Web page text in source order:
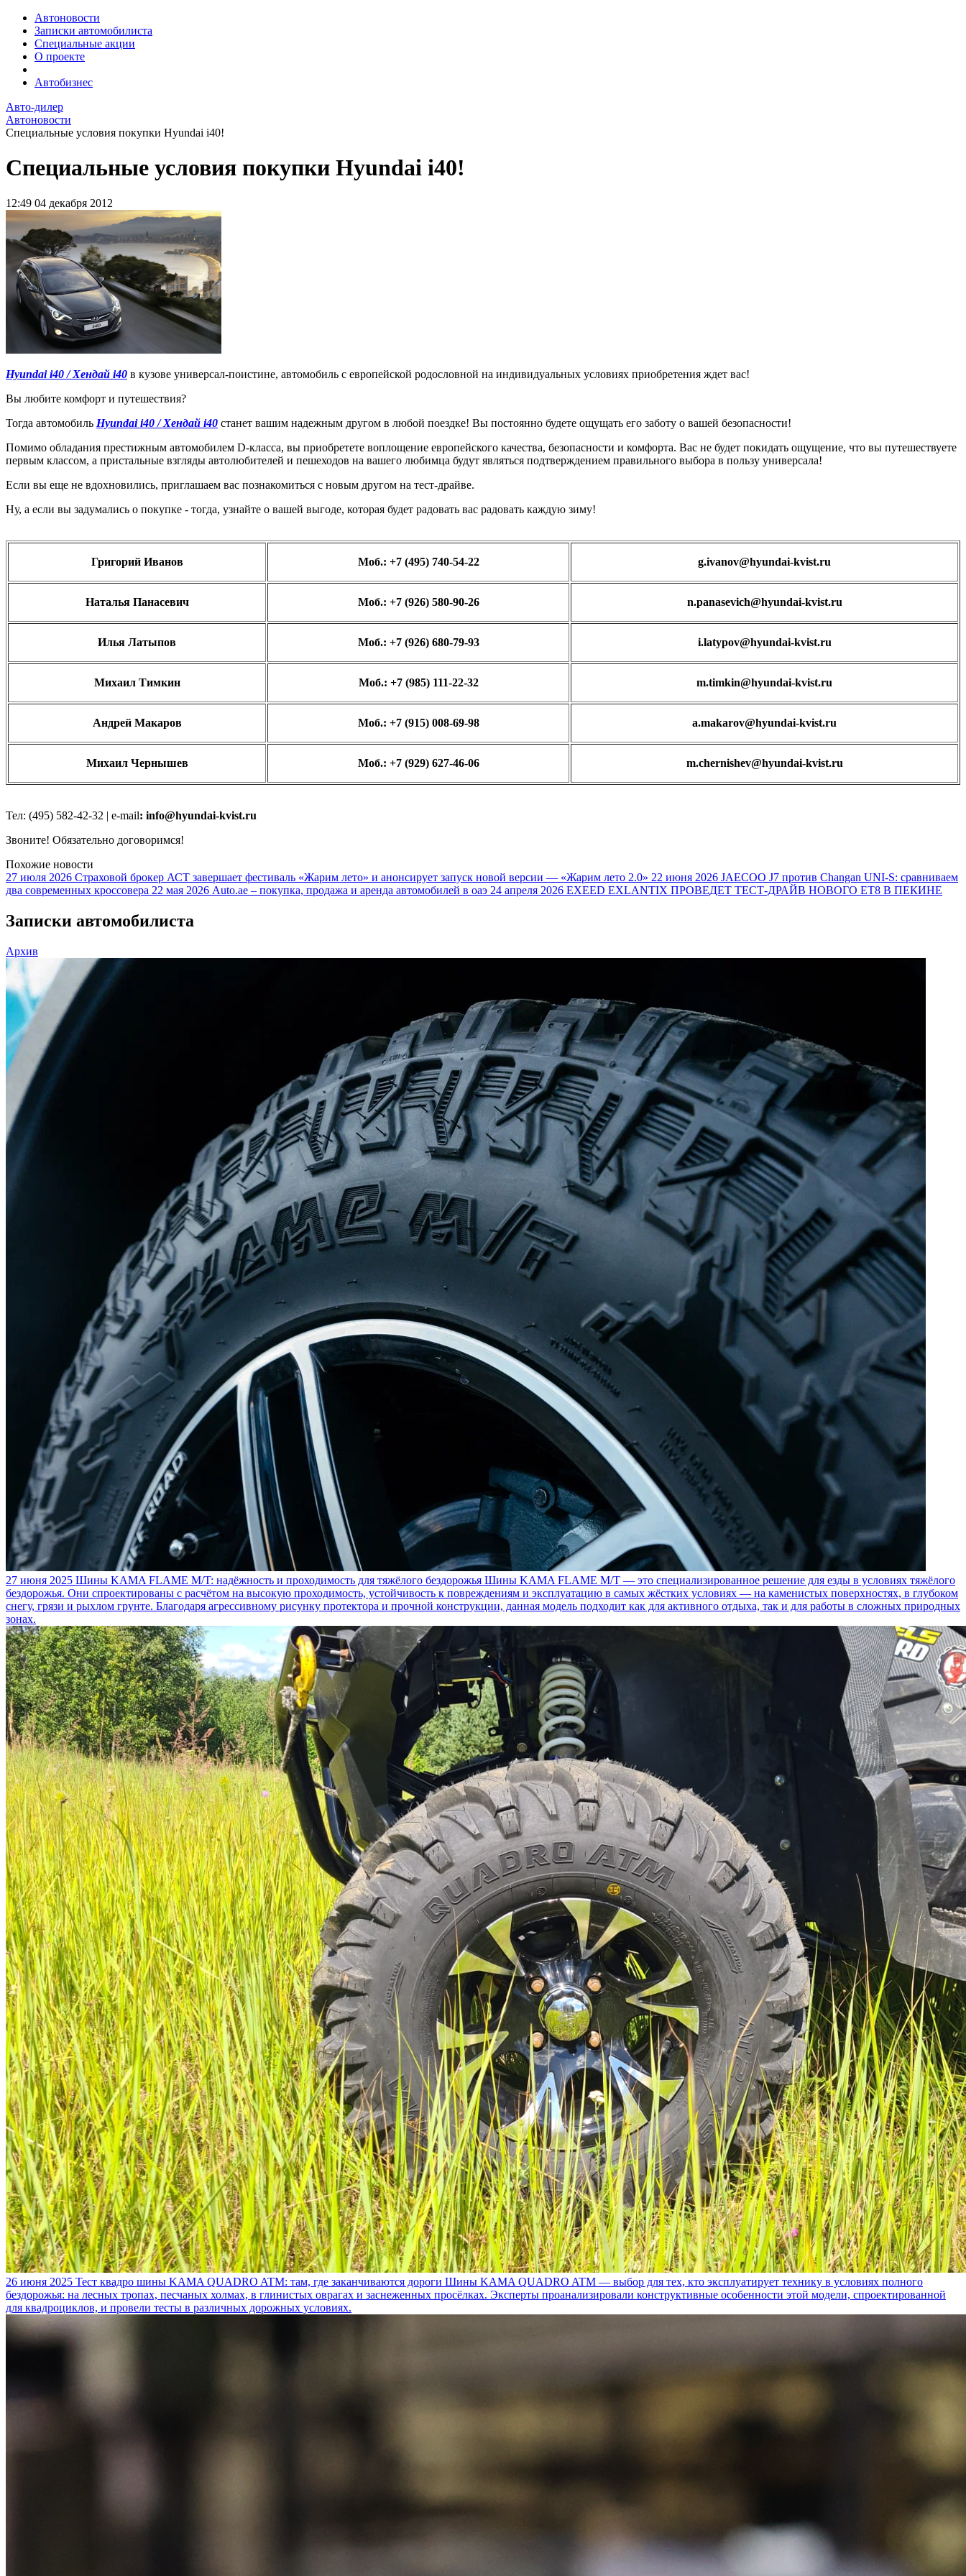
Автоновости
Записки автомобилиста
Специальные акции
О проекте
Автобизнес
Авто-дилер
Автоновости
Специальные условия покупки Hyundai i40!
Специальные условия покупки Hyundai i40!
12:49 04 декабря 2012
Hyundai i40 / Хендай i40 в кузове универсал-поистине, автомобиль с европейской родословной на индивидуальных условиях приобретения ждет вас!
Вы любите комфорт и путешествия?
Тогда автомобиль Hyundai i40 / Хендай i40 станет вашим надежным другом в любой поездке! Вы постоянно будете ощущать его заботу о вашей безопасности!
Помимо обладания престижным автомобилем D-класса, вы приобретете воплощение европейского качества, безопасности и комфорта. Вас не будет покидать ощущение, что вы путешествуете
первым классом, а пристальные взгляды автолюбителей и пешеходов на вашего любимца будут являться подтверждением правильного выбора в пользу универсала!
Если вы еще не вдохновились, приглашаем вас познакомиться с новым другом на тест-драйве.
Ну, а если вы задумались о покупке - тогда, узнайте о вашей выгоде, которая будет радовать вас радовать каждую зиму!
Григорий Иванов Моб.: +7 (495) 740-54-22 g.ivanov@hyundai-kvist.ru
Наталья Панасевич Моб.: +7 (926) 580-90-26 n.panasevich@hyundai-kvist.ru
Илья Латыпов Моб.: +7 (926) 680-79-93 i.latypov@hyundai-kvist.ru
Михаил Тимкин Моб.: +7 (985) 111-22-32 m.timkin@hyundai-kvist.ru
Андрей Макаров Моб.: +7 (915) 008-69-98 a.makarov@hyundai-kvist.ru
Михаил Чернышев Моб.: +7 (929) 627-46-06 m.chernishev@hyundai-kvist.ru
Тел: (495) 582-42-32 | е-mail: info@hyundai-kvist.ru
Звоните! Обязательно договоримся!
Похожие новости
27 июля 2026 Страховой брокер АСТ завершает фестиваль «Жарим лето» и анонсирует запуск новой версии — «Жарим лето 2.0» 22 июня 2026 JAECOO J7 против Changan UNI-S: сравниваем
два современных кроссовера 22 мая 2026 Auto.ae – покупка, продажа и аренда автомобилей в оаэ 24 апреля 2026 EXEED EXLANTIX ПРОВЕДЕТ ТЕСТ-ДРАЙВ НОВОГО ET8 В ПЕКИНЕ
Записки автомобилиста
Архив
27 июня 2025 Шины KAMA FLAME M/T: надёжность и проходимость для тяжёлого бездорожья Шины KAMA FLAME M/T — это специализированное решение для езды в условиях тяжёлого
бездорожья. Они спроектированы с расчётом на высокую проходимость, устойчивость к повреждениям и эксплуатацию в самых жёстких условиях — на каменистых поверхностях, в глубоком
снегу, грязи и рыхлом грунте. Благодаря агрессивному рисунку протектора и прочной конструкции, данная модель подходит как для активного отдыха, так и для работы в сложных природных
зонах.
26 июня 2025 Тест квадро шины KAMA QUADRO ATM: там, где заканчиваются дороги Шины KAMA QUADRO ATM — выбор для тех, кто эксплуатирует технику в условиях полного
бездорожья: на лесных тропах, песчаных холмах, в глинистых оврагах и заснеженных просёлках. Эксперты проанализировали конструктивные особенности этой модели, спроектированной
для квадроциклов, и провели тесты в различных дорожных условиях.